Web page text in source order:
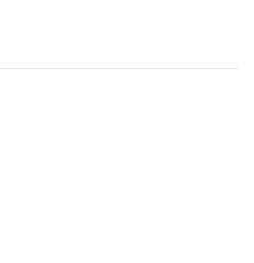
ございました。